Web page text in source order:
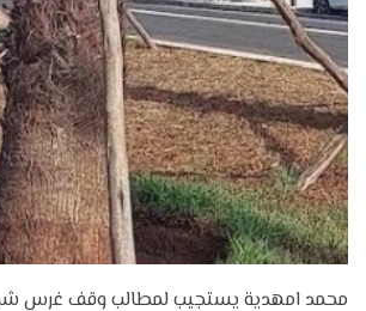
محمد امهدية يستجيب لمطالب وقف غرس